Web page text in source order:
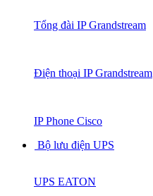
Tổng đài IP Grandstream
Điện thoại IP Grandstream
IP Phone Cisco
Bộ lưu điện UPS
UPS EATON